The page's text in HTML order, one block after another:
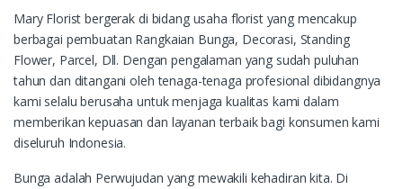
Mary Florist bergerak di bidang usaha florist yang mencakup
berbagai pembuatan Rangkaian Bunga, Decorasi, Standing
Flower, Parcel, Dll. Dengan pengalaman yang sudah puluhan
tahun dan ditangani oleh tenaga-tenaga profesional dibidangnya
kami selalu berusaha untuk menjaga kualitas kami dalam
memberikan kepuasan dan layanan terbaik bagi konsumen kami
diseluruh Indonesia.
Bunga adalah Perwujudan yang mewakili kehadiran kita. Di